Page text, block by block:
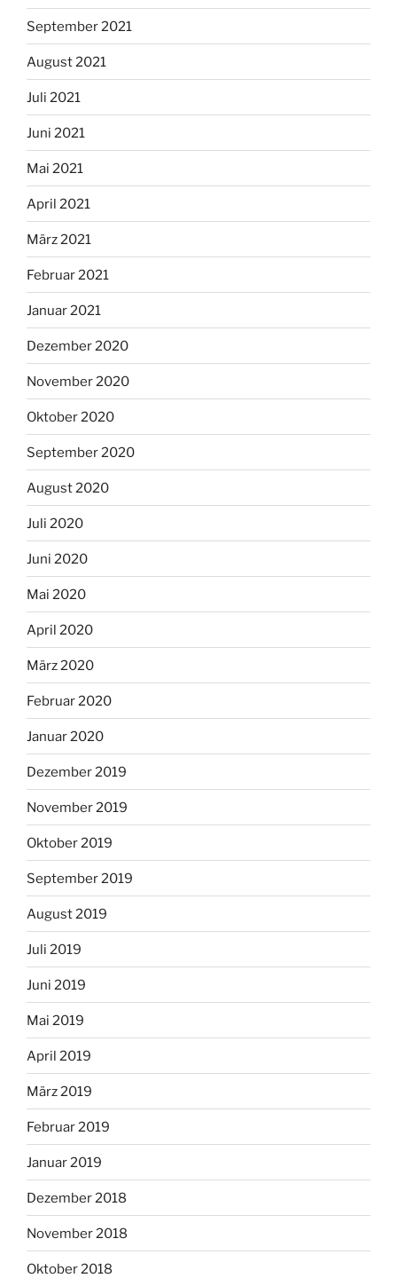
September 2021
August 2021
Juli 2021
Juni 2021
Mai 2021
April 2021
März 2021
Februar 2021
Januar 2021
Dezember 2020
November 2020
Oktober 2020
September 2020
August 2020
Juli 2020
Juni 2020
Mai 2020
April 2020
März 2020
Februar 2020
Januar 2020
Dezember 2019
November 2019
Oktober 2019
September 2019
August 2019
Juli 2019
Juni 2019
Mai 2019
April 2019
März 2019
Februar 2019
Januar 2019
Dezember 2018
November 2018
Oktober 2018